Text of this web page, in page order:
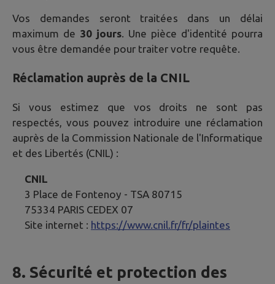
Vos demandes seront traitées dans un délai
maximum de 30 jours . Une pièce d'identité pourra
vous être demandée pour traiter votre requête.
Réclamation auprès de la CNIL
Si vous estimez que vos droits ne sont pas
respectés, vous pouvez introduire une réclamation
auprès de la Commission Nationale de l'Informatique
et des Libertés (CNIL) :
CNIL
3 Place de Fontenoy - TSA 80715
75334 PARIS CEDEX 07
Site internet : https://www.cnil.fr/fr/plaintes
8. Sécurité et protection des